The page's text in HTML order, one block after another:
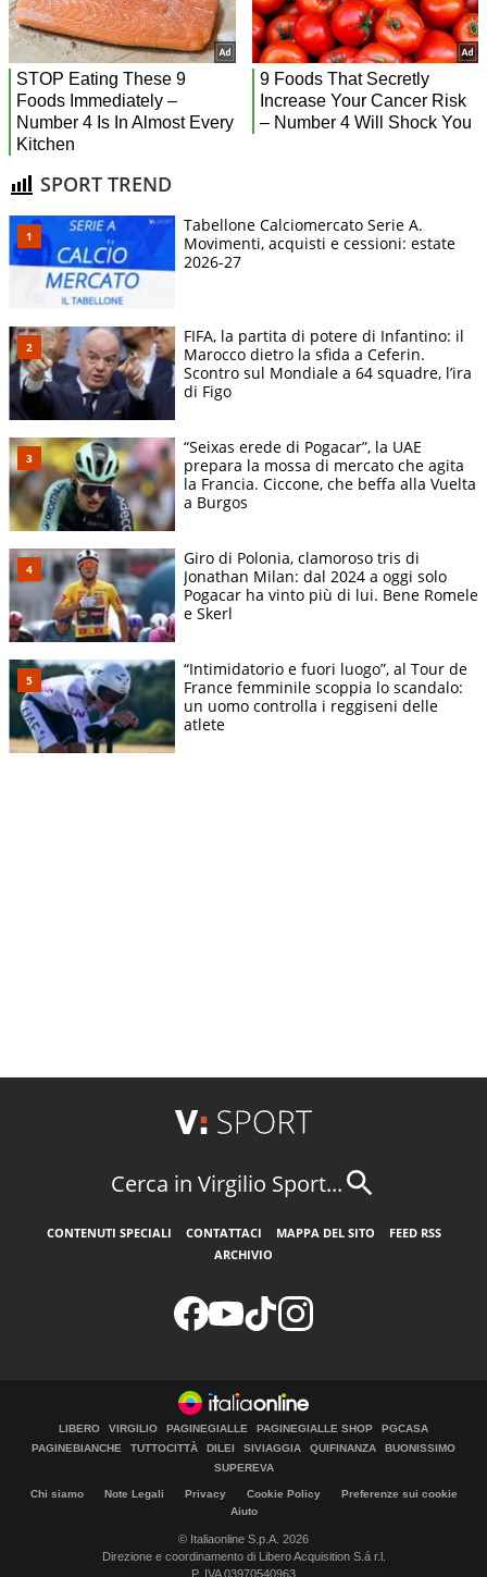
SPORT TREND
Tabellone Calciomercato Serie A.
Movimenti, acquisti e cessioni: estate
2026-27
FIFA, la partita di potere di Infantino: il
Marocco dietro la sfida a Ceferin.
Scontro sul Mondiale a 64 squadre, l’ira
di Figo
“Seixas erede di Pogacar”, la UAE
prepara la mossa di mercato che agita
la Francia. Ciccone, che beffa alla Vuelta
a Burgos
Giro di Polonia, clamoroso tris di
Jonathan Milan: dal 2024 a oggi solo
Pogacar ha vinto più di lui. Bene Romele
e Skerl
“Intimidatorio e fuori luogo”, al Tour de
France femminile scoppia lo scandalo:
un uomo controlla i reggiseni delle
atlete
Cerca in Virgilio Sport...
CONTENUTI SPECIALI CONTATTACI MAPPA DEL SITO
FEED RSS
ARCHIVIO
LIBERO VIRGILIO PAGINEGIALLE PAGINEGIALLE SHOP
PGCASA
PAGINEBIANCHE
TUTTOCITTÀ DILEI SIVIAGGIA QUIFINANZA
BUONISSIMO
SUPEREVA
Chi siamo Note Legali Privacy Cookie Policy
Preferenze sui cookie
Aiuto
© Italiaonline S.p.A. 2026
Direzione e coordinamento di Libero Acquisition S.á r.l.
P. IVA 03970540963